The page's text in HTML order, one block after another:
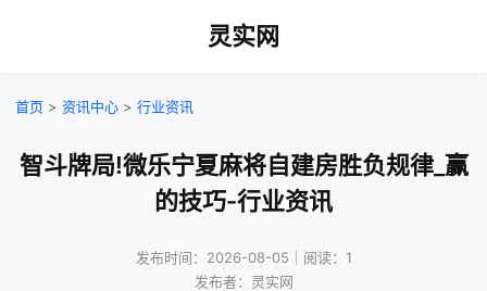
灵实网
首页 > 资讯中心 > 行业资讯
智斗牌局!微乐宁夏麻将自建房胜负规律_赢
的技巧-行业资讯
发布时间：2026-08-05｜阅读：1
发布者：灵实网